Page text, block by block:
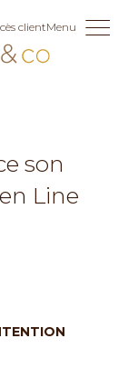
clientMenu
son
Line